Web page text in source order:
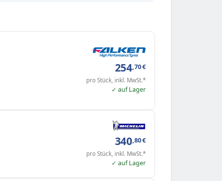
254,70€
pro Stück, inkl. MwSt.*
✓ auf Lager
340,80€
pro Stück, inkl. MwSt.*
✓ auf Lager